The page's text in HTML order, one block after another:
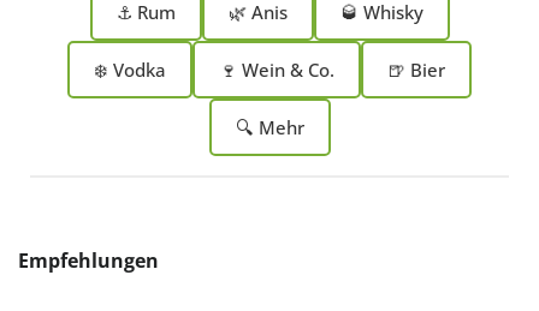
⚓ Rum 🌿 Anis 🥃 Whisky
❄️ Vodka 🍷 Wein & Co. 🍺 Bier
🔍 Mehr
Produktgalerie überspringen
Empfehlungen